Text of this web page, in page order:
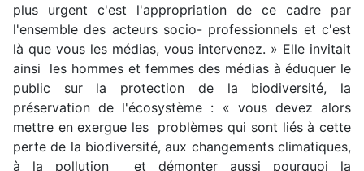
plus urgent c'est l'appropriation de ce cadre par
l'ensemble des acteurs socio- professionnels et c'est
là que vous les médias, vous intervenez. » Elle invitait
ainsi les hommes et femmes des médias à éduquer le
public sur la protection de la biodiversité, la
préservation de l'écosystème : « vous devez alors
mettre en exergue les problèmes qui sont liés à cette
perte de la biodiversité, aux changements climatiques,
à la pollution et démonter aussi pourquoi la